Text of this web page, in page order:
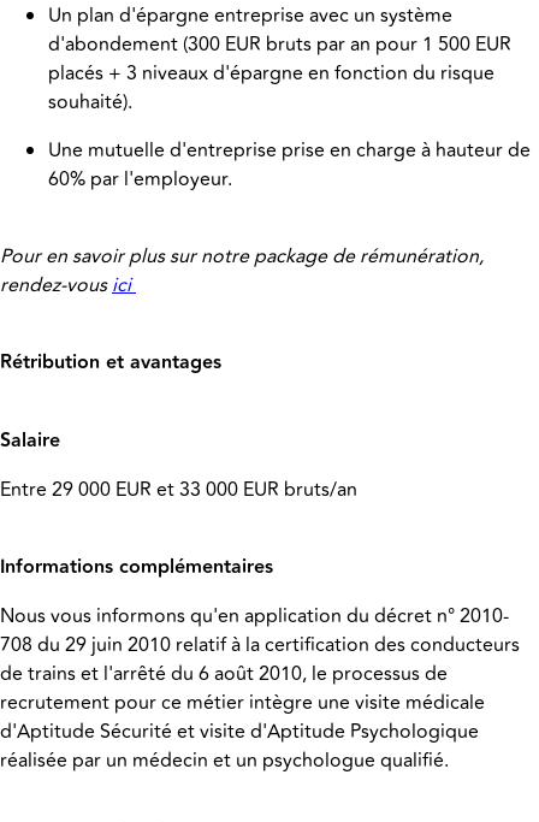
Un plan d'épargne entreprise avec un système
d'abondement (300 EUR bruts par an pour 1 500 EUR
placés + 3 niveaux d'épargne en fonction du risque
souhaité).
Une mutuelle d'entreprise prise en charge à hauteur de
60% par l'employeur.
Pour en savoir plus sur notre package de rémunération,
rendez-vousici
Rétribution et avantages
Salaire
Entre 29 000 EUR et 33 000 EUR bruts/an
Informations complémentaires
Nous vous informons qu'en application du décret n° 2010-
708 du 29 juin 2010 relatif à la certification des conducteurs
de trains et l'arrêté du 6 août 2010, le processus de
recrutement pour ce métier intègre une visite médicale
d'Aptitude Sécurité et visite d'Aptitude Psychologique
réalisée par un médecin et un psychologue qualifié.